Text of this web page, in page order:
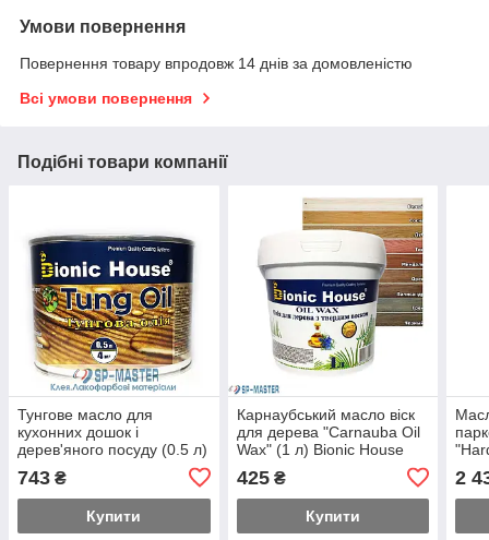
Умови повернення
Повернення товару впродовж 14 днів за домовленістю
Всі умови повернення
Подібні товари компанії
Тунгове масло для
кухонних дошок і
дерев'яного посуду (0.5 л)
Bionic House (Біонік Хаус)
743 ₴
Купити
Карнаубський масло віск
для дерева "Carnauba Oil
Wax" (1 л) Bionic House
425₴
Купити
2